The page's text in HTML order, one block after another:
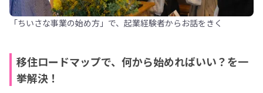
「ちいさな事業の始め方」で、起業経験者からお話をきく
移住ロードマップで、何から始めればいい？を一
挙解決！